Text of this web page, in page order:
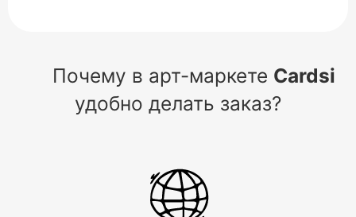
Почему в арт-маркете Cardsi
удобно делать заказ?